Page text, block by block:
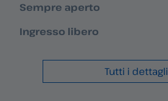
Sempre aperto
Ingresso libero
Tutti i dettagli